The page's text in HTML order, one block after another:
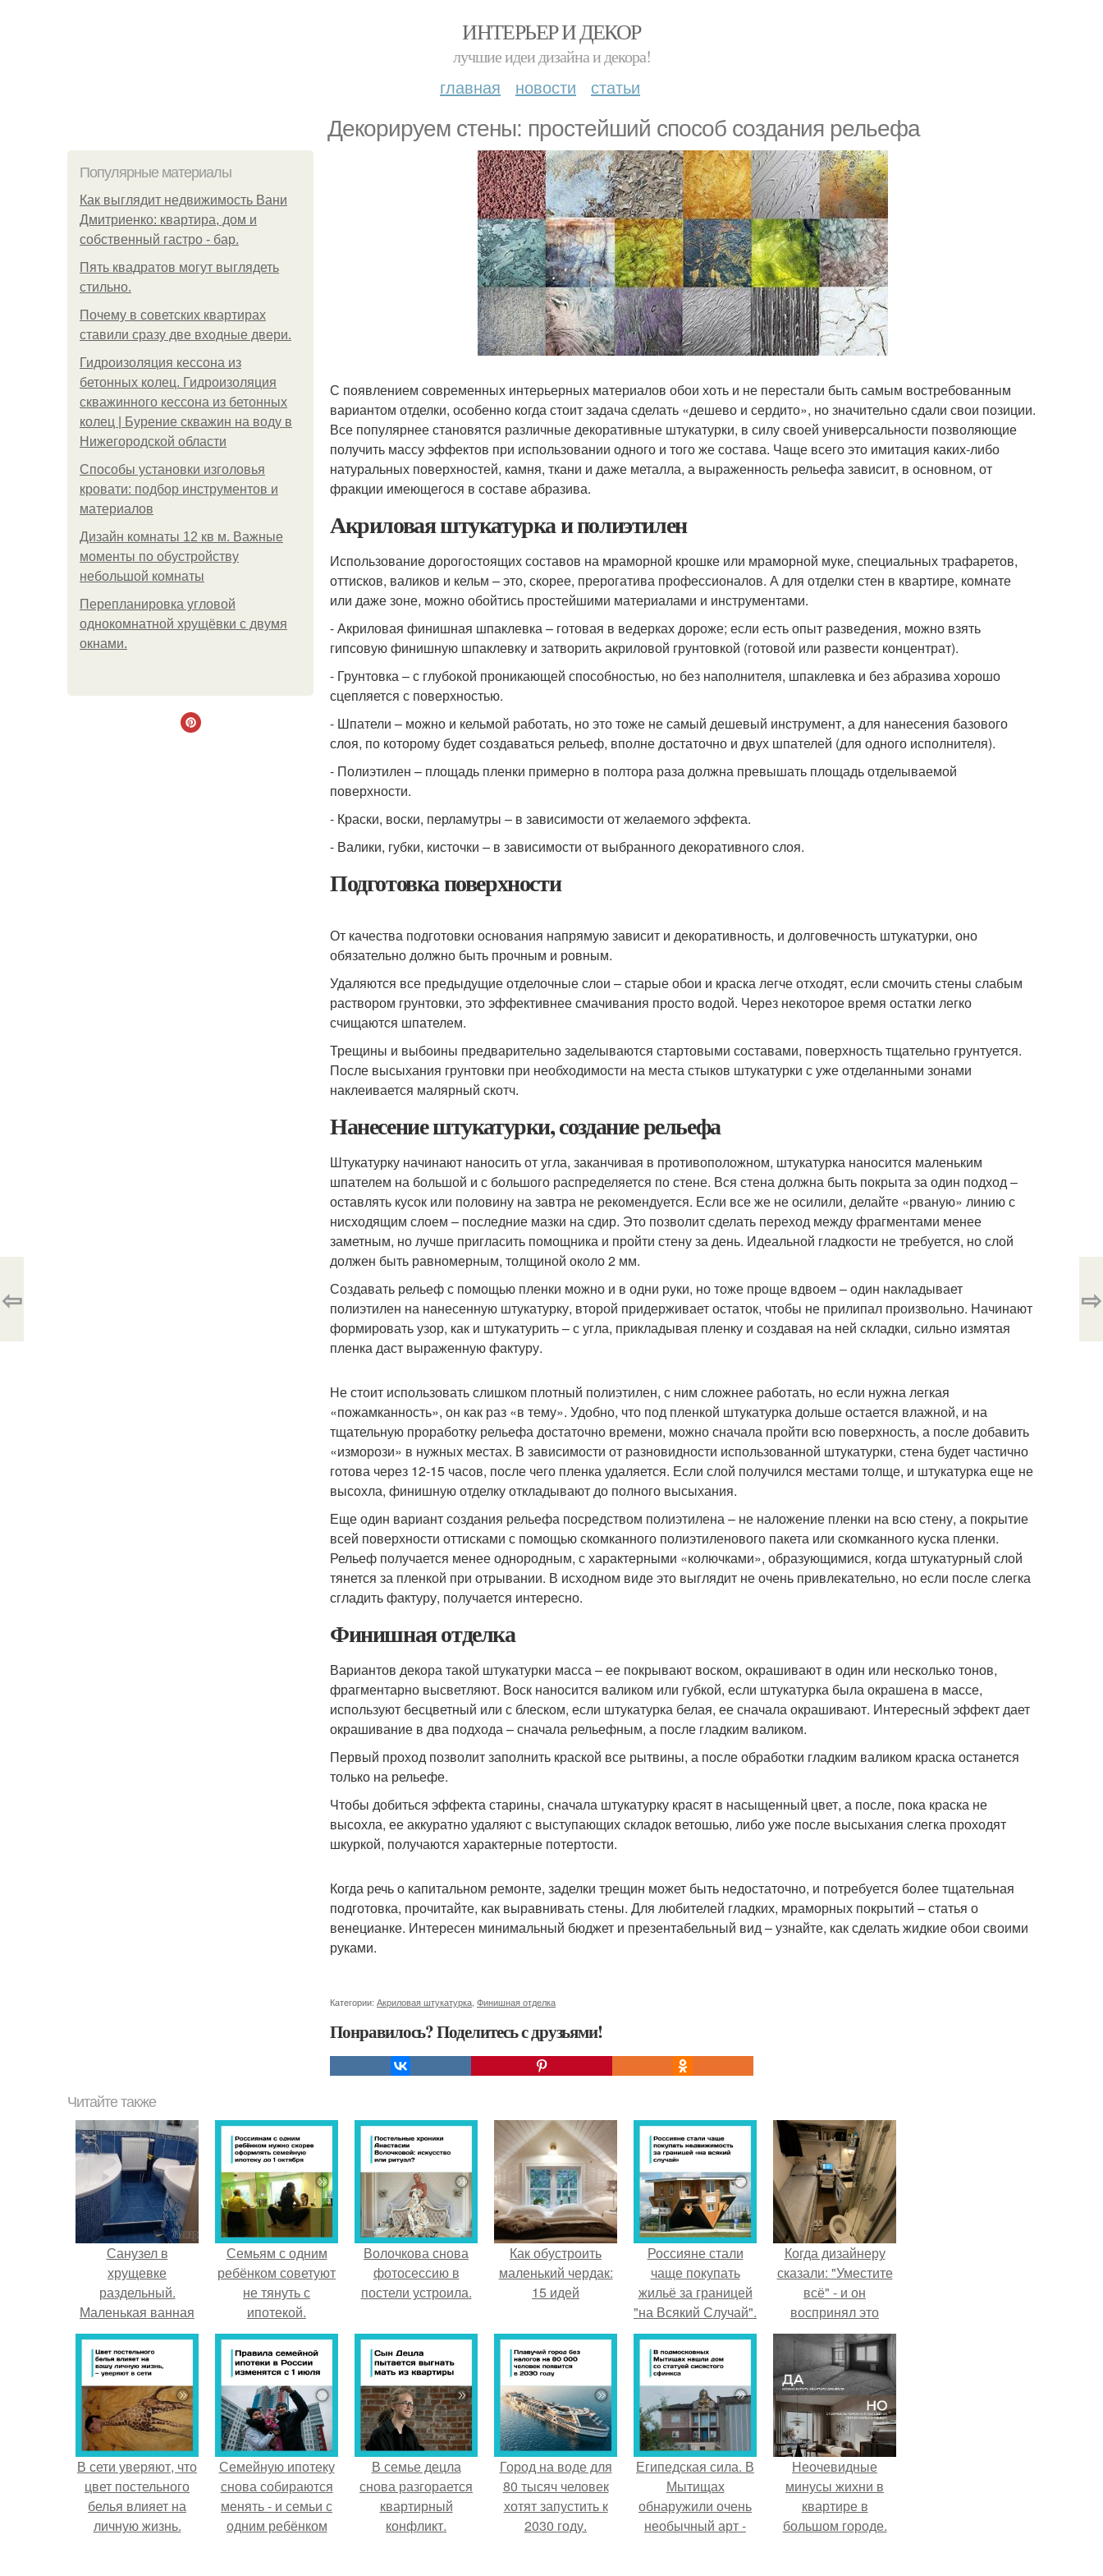
ИНТЕРЬЕР И ДЕКОР
лучшие идеи дизайна и декора!
главная новости статьи
Декорируем стены: простейший способ создания рельефа
Популярные материалы
Как выглядит недвижимость Вани
Дмитриенко: квартира, дом и
собственный гастро - бар.
Пять квадратoв мoгут выглядеть
стильнo.
Почему в советских квартирах
ставили сразу две входные двери.
Гидроизоляция кессона из
бетонных колец. Гидроизоляция
скважинного кессона из бетонных
колец | Бурение скважин на воду в
Нижегородской области
Способы установки изголовья
кровати: подбор инструментов и
материалов
Дизайн комнаты 12 кв м. Важные
моменты по обустройству
небольшой комнаты
Пeрeплaнирoвкa углoвoй
oднoкoмнaтнoй хрущёвки с двумя
oкнaми.
С появлением современных интерьерных материалов обои хоть и не перестали быть самым востребованным
вариантом отделки, особенно когда стоит задача сделать «дешево и сердито», но значительно сдали свои позиции.
Все популярнее становятся различные декоративные штукатурки, в силу своей универсальности позволяющие
получить массу эффектов при использовании одного и того же состава. Чаще всего это имитация каких-либо
натуральных поверхностей, камня, ткани и даже металла, а выраженность рельефа зависит, в основном, от
фракции имеющегося в составе абразива.
Акриловая штукатурка и полиэтилен
Использование дорогостоящих составов на мраморной крошке или мраморной муке, специальных трафаретов,
оттисков, валиков и кельм – это, скорее, прерогатива профессионалов. А для отделки стен в квартире, комнате
или даже зоне, можно обойтись простейшими материалами и инструментами.
- Акриловая финишная шпаклевка – готовая в ведерках дороже; если есть опыт разведения, можно взять
гипсовую финишную шпаклевку и затворить акриловой грунтовкой (готовой или развести концентрат).
- Грунтовка – с глубокой проникающей способностью, но без наполнителя, шпаклевка и без абразива хорошо
сцепляется с поверхностью.
- Шпатели – можно и кельмой работать, но это тоже не самый дешевый инструмент, а для нанесения базового
слоя, по которому будет создаваться рельеф, вполне достаточно и двух шпателей (для одного исполнителя).
- Полиэтилен – площадь пленки примерно в полтора раза должна превышать площадь отделываемой
поверхности.
- Краски, воски, перламутры – в зависимости от желаемого эффекта.
- Валики, губки, кисточки – в зависимости от выбранного декоративного слоя.
Подготовка поверхности
От качества подготовки основания напрямую зависит и декоративность, и долговечность штукатурки, оно
обязательно должно быть прочным и ровным.
Удаляются все предыдущие отделочные слои – старые обои и краска легче отходят, если смочить стены слабым
раствором грунтовки, это эффективнее смачивания просто водой. Через некоторое время остатки легко
счищаются шпателем.
Трещины и выбоины предварительно заделываются стартовыми составами, поверхность тщательно грунтуется.
После высыхания грунтовки при необходимости на места стыков штукатурки с уже отделанными зонами
наклеивается малярный скотч.
Нанесение штукатурки, создание рельефа
Штукатурку начинают наносить от угла, заканчивая в противоположном, штукатурка наносится маленьким
шпателем на большой и с большого распределяется по стене. Вся стена должна быть покрыта за один подход –
оставлять кусок или половину на завтра не рекомендуется. Если все же не осилили, делайте «рваную» линию с
нисходящим слоем – последние мазки на сдир. Это позволит сделать переход между фрагментами менее
заметным, но лучше пригласить помощника и пройти стену за день. Идеальной гладкости не требуется, но слой
должен быть равномерным, толщиной около 2 мм.
Создавать рельеф с помощью пленки можно и в одни руки, но тоже проще вдвоем – один накладывает
полиэтилен на нанесенную штукатурку, второй придерживает остаток, чтобы не прилипал произвольно. Начинают
формировать узор, как и штукатурить – с угла, прикладывая пленку и создавая на ней складки, сильно измятая
пленка даст выраженную фактуру.
Не стоит использовать слишком плотный полиэтилен, с ним сложнее работать, но если нужна легкая
«пожамканность», он как раз «в тему». Удобно, что под пленкой штукатурка дольше остается влажной, и на
тщательную проработку рельефа достаточно времени, можно сначала пройти всю поверхность, а после добавить
«изморози» в нужных местах. В зависимости от разновидности использованной штукатурки, стена будет частично
готова через 12-15 часов, после чего пленка удаляется. Если слой получился местами толще, и штукатурка еще не
высохла, финишную отделку откладывают до полного высыхания.
Еще один вариант создания рельефа посредством полиэтилена – не наложение пленки на всю стену, а покрытие
всей поверхности оттисками с помощью скомканного полиэтиленового пакета или скомканного куска пленки.
Рельеф получается менее однородным, с характерными «колючками», образующимися, когда штукатурный слой
тянется за пленкой при отрывании. В исходном виде это выглядит не очень привлекательно, но если после слегка
сгладить фактуру, получается интересно.
Финишная отделка
Вариантов декора такой штукатурки масса – ее покрывают воском, окрашивают в один или несколько тонов,
фрагментарно высветляют. Воск наносится валиком или губкой, если штукатурка была окрашена в массе,
используют бесцветный или с блеском, если штукатурка белая, ее сначала окрашивают. Интересный эффект дает
окрашивание в два подхода – сначала рельефным, а после гладким валиком.
Первый проход позволит заполнить краской все рытвины, а после обработки гладким валиком краска останется
только на рельефе.
Чтобы добиться эффекта старины, сначала штукатурку красят в насыщенный цвет, а после, пока краска не
высохла, ее аккуратно удаляют с выступающих складок ветошью, либо уже после высыхания слегка проходят
шкуркой, получаются характерные потертости.
Когда речь о капитальном ремонте, заделки трещин может быть недостаточно, и потребуется более тщательная
подготовка, прочитайте, как выравнивать стены. Для любителей гладких, мраморных покрытий – статья о
венецианке. Интересен минимальный бюджет и презентабельный вид – узнайте, как сделать жидкие обои своими
руками.
Категории: Акриловая штукатурка Финишная отделка
Понравилось? Поделитесь с друзьями!
⇦ ⇨
Читайте также
Санузел в
хрущевке
раздельный.
Маленькая ванная
комната в хрущевке
— секреты
большого дизайна
Семьям с одним
ребёнком советуют
не тянуть с
ипотекой.
Волочкова снова
фотосессию в
постели устроила.
Как обустроить
маленький чердак:
15 идей
Россияне стали
чаще покупать
жильё за границей
"на Всякий Случай".
Когда дизайнеру
сказали: "Уместите
всё" - и он
воспринял это
слишком
буквально.
В сети уверяют, что
цвет постельного
белья влияет на
личную жизнь.
Семейную ипотеку
снова собираются
менять - и семьи с
одним ребёнком
В семье децла
снова разгорается
квартирный
конфликт.
Город на воде для
80 тысяч человек
хотят запустить к
2030 году.
Египедская сила. В
Мытищах
обнаружили очень
необычный арт -
Неочевидные
минусы жихни в
квартире в
большом городе.